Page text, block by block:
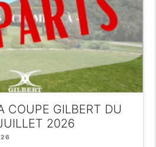
COUPE GILBERT DU
2026